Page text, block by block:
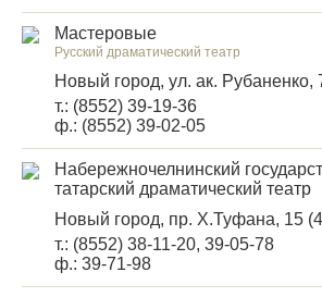
Мастеровые
Русский драматический театр
Новый город, ул. ак. Рубаненко,
т.: (8552) 39-19-36
ф.: (8552) 39-02-05
Набережночелнинский
татарский драматический театр
Новый город, пр. Х.Туфана, 15
т.: (8552) 38-11-20, 39-05-78
ф.: 39-71-98